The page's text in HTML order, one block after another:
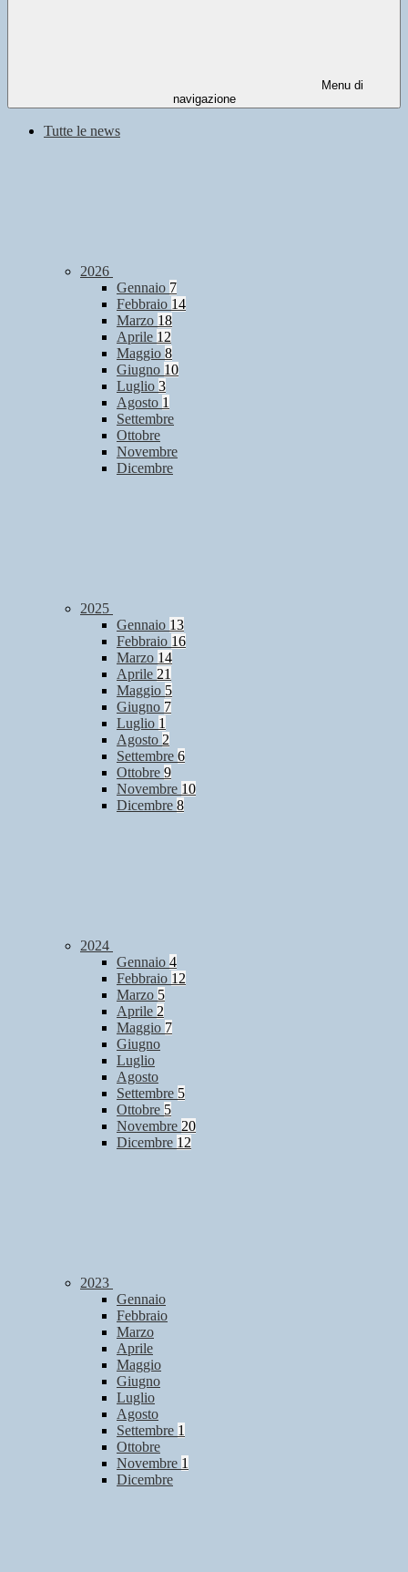
Menu di
navigazione
Tutte le news
2026
Gennaio 7
Febbraio 14
Marzo 18
Aprile 12
Maggio 8
Giugno 10
Luglio 3
Agosto 1
Settembre
Ottobre
Novembre
Dicembre
2025
Gennaio 13
Febbraio 16
Marzo 14
Aprile 21
Maggio 5
Giugno 7
Luglio 1
Agosto 2
Settembre 6
Ottobre 9
Novembre 10
Dicembre 8
2024
Gennaio 4
Febbraio 12
Marzo 5
Aprile 2
Maggio 7
Giugno
Luglio
Agosto
Settembre 5
Ottobre 5
Novembre 20
Dicembre 12
2023
Gennaio
Febbraio
Marzo
Aprile
Maggio
Giugno
Luglio
Agosto
Settembre 1
Ottobre
Novembre 1
Dicembre